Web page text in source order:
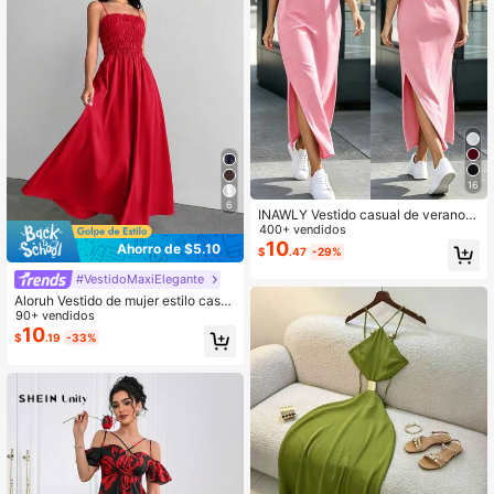
6
Ahorro de $5.10
#VestidoMaxiElegante
Aloruh Vestido de mujer estilo casu
al de vacaciones de verano con cor
piño fruncido y tirantes de espaguet
i en color rojo
90+ vendidos
$10.19 -33%
16
INAWLY Vestido casual de verano d
e unicolor con abertura lateral
400+ vendidos
$10.47 -29%